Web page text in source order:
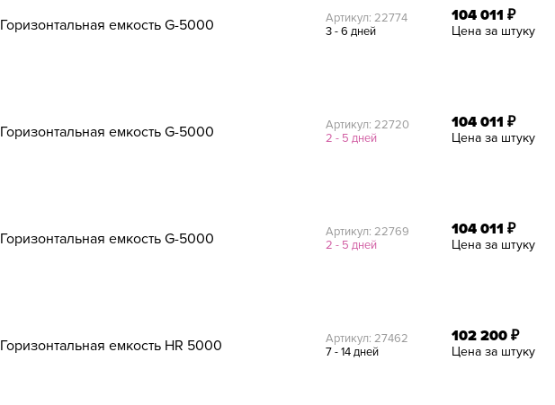
Горизонтальная емкость G-5000
Артикул: 22774
3 - 6 дней
104 011 ₽
Цена за штуку
Горизонтальная емкость G-5000
Артикул: 22720
2 - 5 дней
104 011 ₽
Цена за штуку
Горизонтальная емкость G-5000
Артикул: 22769
2 - 5 дней
104 011 ₽
Цена за штуку
Горизонтальная емкость HR 5000
Артикул: 27462
7 - 14 дней
102 200 ₽
Цена за штуку